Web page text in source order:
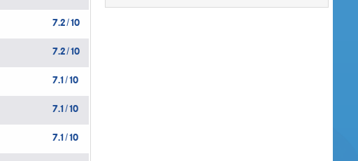
7.2/10
7.2/10
7.1/10
7.1/10
7.1/10